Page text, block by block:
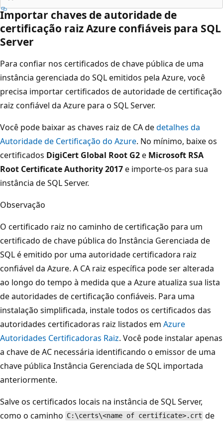
Importar chaves de autoridade de
certificação raiz Azure confiáveis para SQL
Server
Para confiar nos certificados de chave pública de uma
instância gerenciada do SQL emitidos pela Azure, você
precisa importar certificados de autoridade de certificação
raiz confiável da Azure para o SQL Server.
Você pode baixar as chaves raiz de CA dedetalhes da
Autoridade de Certificação do Azure. No mínimo, baixe os
certificados DigiCert Global Root G2e Microsoft RSA
Root Certificate Authority 2017e importe-os para sua
instância de SQL Server.
Observação
O certificado raiz no caminho de certificação para um
certificado de chave pública do Instância Gerenciada de
SQL é emitido por uma autoridade certificadora raiz
confiável da Azure. A CA raiz específica pode ser alterada
ao longo do tempo à medida que a Azure atualiza sua lista
de autoridades de certificação confiáveis. Para uma
instalação simplificada, instale todos os certificados das
autoridades certificadoras raiz listados em Azure
Autoridades Certificadoras Raiz. Você pode instalar apenas
a chave de AC necessária identificando o emissor de uma
chave pública Instância Gerenciada de SQL importada
anteriormente.
Salve os certificados locais na instância de SQL Server,
como o caminho C:\certs\<name of certificate>.crt de